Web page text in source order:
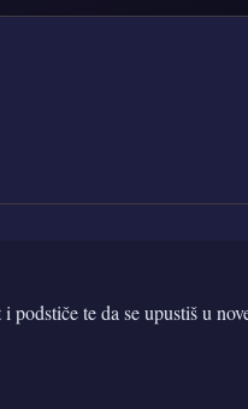
te da se upustiš u